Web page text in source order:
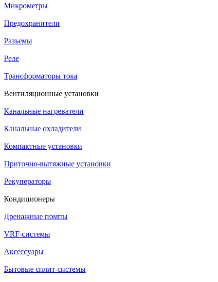
Микрометры
Предохранители
Разъемы
Реле
Трансформаторы тока
Вентиляционные установки
Канальные нагреватели
Канальные охладители
Компактные установки
Приточно-вытяжные установки
Рекуператоры
Кондиционеры
Дренажные помпы
VRF-системы
Аксессуары
Бытовые сплит-системы